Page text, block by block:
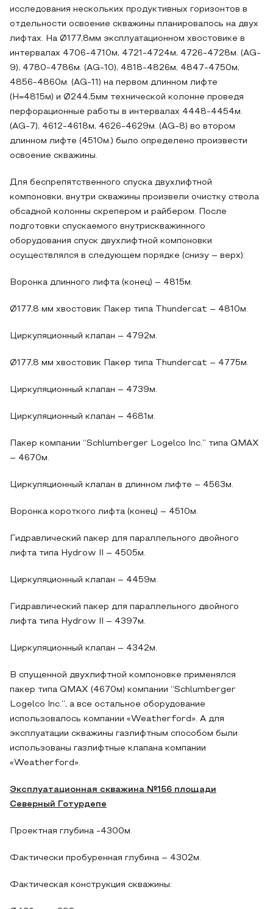
исследования нескольких продуктивных горизонтов в
отдельности освоение скважины планировалось на двух
лифтах. На Ø177,8мм эксплуатационном хвостовике в
интервалах 4706-4710м, 4721-4724м, 4726-4728м. (AG-
9), 4780-4786м. (AG-10), 4818-4826м, 4847-4750м,
4856-4860м. (AG-11) на первом длинном лифте
(H=4815м) и Ø244,5мм технической колонне проведя
перфорационные работы в интервалах 4448-4454м.
(AG-7), 4612-4618м, 4626-4629м. (AG-8) во втором
длинном лифте (4510м.) было определено произвести
освоение скважины.
Для беспрепятственного спуска двухлифтной
компоновки, внутри скважины произвели очистку ствола
обсадной колонны скрепером и райбером. После
подготовки спускаемого внутрискважинного
оборудования спуск двухлифтной компоновки
осуществлялся в следующем порядке (снизу – верх):
Воронка длинного лифта (конец) – 4815м.
Ø177,8 мм хвостовик Пакер типа Thundercat – 4810м.
Циркуляционный клапан – 4792м.
Ø177,8 мм хвостовик Пакер типа Thundercat – 4775м.
Циркуляционный клапан – 4739м.
Циркуляционный клапан – 4681м.
Пакер компании “Schlumberger Logelco Inc.” типа QMAX
– 4670м.
Циркуляционный клапан в длинном лифте – 4563м.
Воронка короткого лифта (конец) – 4510м.
Гидравлический пакер для параллельного двойного
лифта типа Hydrow II – 4505м.
Циркуляционный клапан – 4459м.
Гидравлический пакер для параллельного двойного
лифта типа Hydrow II – 4397м.
Циркуляционный клапан – 4342м.
В спущенной двухлифтной компоновке применялся
пакер типа QMAX (4670м) компании “Schlumberger
Logelco Inc.”, а все остальное оборудование
использовалось компании «Weatherford». А для
эксплуатации скважины газлифтным способом были
использованы газлифтные клапана компании
«Weatherford».
Эксплуатационная скважина №156 площади
Северный Готурдепе
Проектная глубина -4300м.
Фактически пробуренная глубина – 4302м.
Фактическая конструкция скважины: